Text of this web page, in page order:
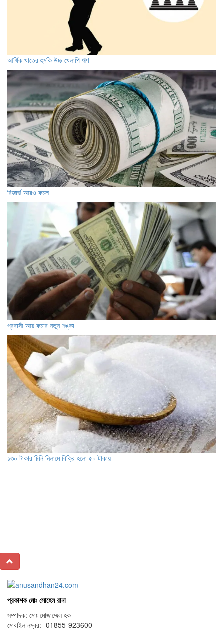
আর্থিক খাতের হুমকি উচ্চ খেলাপি ঋণ
রিজার্ভ আরও কমল
প্রবাসী আয় কমার নতুন শঙ্কা
১৩০ টাকার চিনি নিলামে বিক্রি হলো ৫০ টাকায়
প্রকাশক মোঃ সোহেল রানা
সম্পাদক: মোঃ মোজাম্মেল হক
মোবাইল নম্বর:- 01855-923600